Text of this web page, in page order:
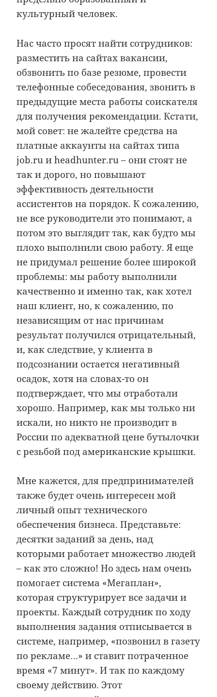
культурный человек.
Нас часто просят найти сотрудников:
разместить на сайтах вакансии,
обзвонить по базе резюме, провести
телефонные собеседования, звонить в
предыдущие места работы соискателя
для получения рекомендации. Кстати,
мой совет: не жалейте средства на
платные аккаунты на сайтах типа
job.ru и headhunter.ru – они стоят не
так и дорого, но повышают
эффективность деятельности
ассистентов на порядок. К сожалению,
не все руководители это понимают, а
потом это выглядит так, как будто мы
плохо выполнили свою работу. Я еще
не придумал решение более широкой
проблемы: мы работу выполнили
качественно и именно так, как хотел
наш клиент, но, к сожалению, по
независящим от нас причинам
результат получился отрицательный,
и, как следствие, у клиента в
подсознании остается негативный
осадок, хотя на словах-то он
подтверждает, что мы отработали
хорошо. Например, как мы только ни
искали, но никто не производит в
России по адекватной цене бутылочки
с резьбой под американские крышки.
Мне кажется, для предпринимателей
также будет очень интересен мой
личный опыт технического
обеспечения бизнеса. Представьте:
десятки заданий за день, над
которыми работает множество людей
– как это сложно! Но здесь нам очень
помогает система «Мегаплан»,
которая структурирует все задачи и
проекты. Каждый сотрудник по ходу
выполнения задания отписывается в
системе, например, «позвонил в газету
по рекламе…» и ставит потраченное
время «7 минут». И так по каждому
своему действию. Этот